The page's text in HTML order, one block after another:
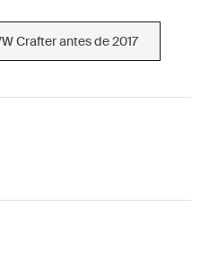
Crafter antes de 2017
Crafter Negro (selected)